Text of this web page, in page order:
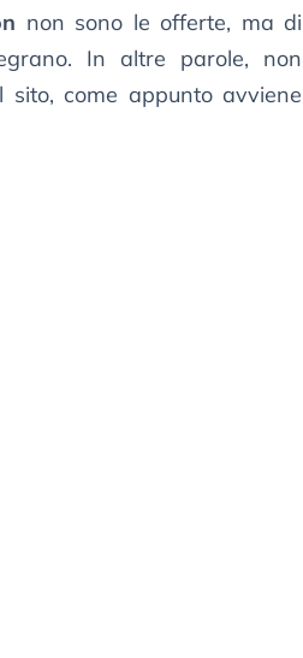
non sono le offerte, ma di
In altre parole, non
sito, come appunto avviene